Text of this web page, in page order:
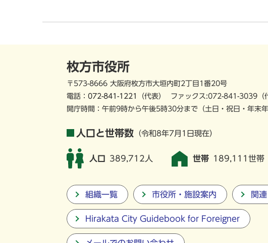
枚方市役所
〒573-8666 大阪府枚方市大垣内町2丁目1番20号
電話： 072-841-1221 （代表） ファックス:072-841-3039（
開庁時間：午前9時から午後5時30分まで （土日・祝日・年末
人口と世帯数 （令和8年7月1日現在）
人口 389,712人 世帯 189,111世帯
組織一覧 市役所・施設案内 関
Hirakata City Guidebook for Foreigner